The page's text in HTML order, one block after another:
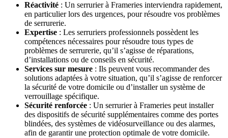
Réactivité : Un serrurier à Frameries interviendra rapidement,
en particulier lors des urgences, pour résoudre vos problèmes
de serrurerie.
Expertise : Les serruriers professionnels possèdent les
compétences nécessaires pour résoudre tous types de
problèmes de serrurerie, qu’il s’agisse de réparations,
d’installations ou de conseils en sécurité.
Services sur mesure : Ils peuvent vous recommander des
solutions adaptées à votre situation, qu’il s’agisse de renforcer
la sécurité de votre domicile ou d’installer un système de
verrouillage spécifique.
Sécurité renforcée : Un serrurier à Frameries peut installer
des dispositifs de sécurité supplémentaires comme des portes
blindées, des systèmes de vidéosurveillance ou des alarmes,
afin de garantir une protection optimale de votre domicile.